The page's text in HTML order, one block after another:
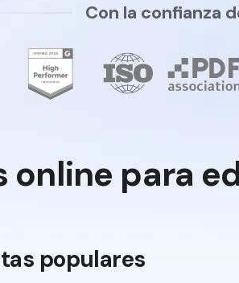
Con la confianza
para
populares